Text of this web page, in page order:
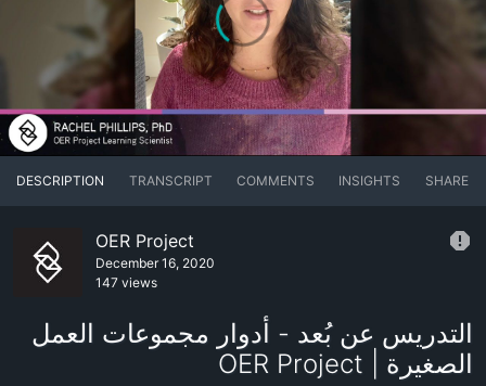
DESCRIPTION TRANSCRIPT COMMENTS INSIGHTS SHARE
OER Project
December 16, 2020
147 views
التدريس عن بُعد - أدوار مجموعات العمل
الصغيرة | OER Project